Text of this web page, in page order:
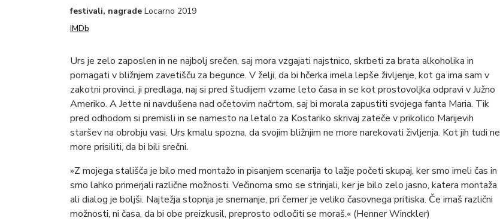
festivali, nagrade Locarno 2019
IMDb
Urs je zelo zaposlen in ne najbolj srečen, saj mora vzgajati najstnico, skrbeti za brata alkoholika in
pomagati v bližnjem zavetišču za begunce. V želji, da bi hčerka imela lepše življenje, kot ga ima sam v
zakotni provinci, ji predlaga, naj si pred študijem vzame leto časa in se kot prostovoljka odpravi v Južno
Ameriko. A Jette ni navdušena nad očetovim načrtom, saj bi morala zapustiti svojega fanta Maria. Tik
pred odhodom si premisli in se namesto na letalo za Kostariko skrivaj zateče v prikolico Marijevih
staršev na obrobju vasi. Urs kmalu spozna, da svojim bližnjim ne more narekovati življenja. Kot jih tudi ne
more prisiliti, da bi bili srečni.
»Z mojega stališča je bilo med montažo in pisanjem scenarija to lažje početi skupaj, ker smo imeli čas in
smo lahko primerjali različne možnosti. Večinoma smo se strinjali, ker je bilo zelo jasno, katera montaža
ali dialog je boljši. Najtežja stopnja je snemanje, pri čemer je veliko časovnega pritiska. Če imaš različni
možnosti, ni časa, da bi obe preizkusil, preprosto odločiti se moraš.« (Henner Winckler)